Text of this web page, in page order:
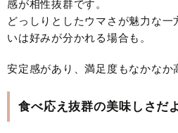
感が相性抜群です。
どっしりとしたウマさが魅力な
いは好みが分かれる場合も。
安定感があり、満足度もなかな
食べ応え抜群の美味しさだ